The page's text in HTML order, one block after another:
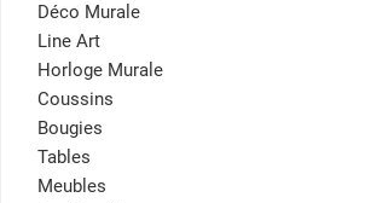
Déco Murale
Line Art
Horloge Murale
Coussins
Bougies
Tables
Meubles